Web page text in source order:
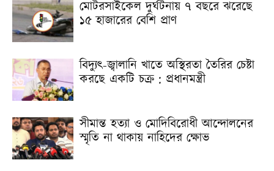
মোটরসাইকেল দুর্ঘটনায় ৭ বছরে ঝরেছে
১৫ হাজারের বেশি প্রাণ
বিদ্যুৎ-জ্বালানি খাতে অস্থিরতা তৈরির চেষ্টা
করছে একটি চক্র : প্রধানমন্ত্রী
সীমান্ত হত্যা ও মোদিবিরোধী আন্দোলনের
স্মৃতি না থাকায় নাহিদের ক্ষোভ